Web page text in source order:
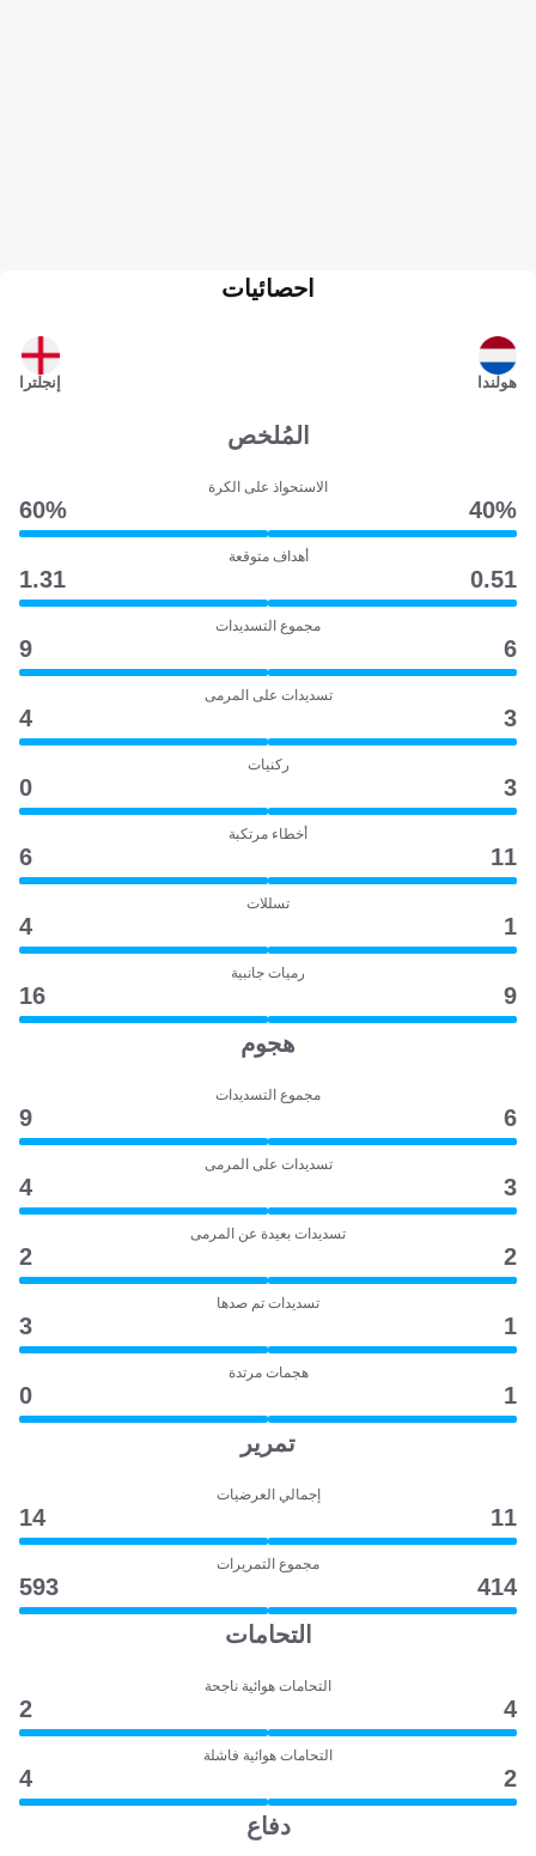
هولندا
احصائيات
إنجلترا
المُلخص
الاستحواذ على الكرة
40‎%‎
60‎%‎
أهداف متوقعة
0.51
1.31
مجموع التسديدات
6
9
تسديدات على المرمى
3
4
ركنيات
3
0
أخطاء مرتكبة
11
6
تسللات
1
4
رميات جانبية
9
16
هجوم
مجموع التسديدات
6
9
تسديدات على المرمى
3
4
تسديدات بعيدة عن المرمى
2
2
تسديدات تم صدها
1
3
هجمات مرتدة
1
0
تمرير
إجمالي العرضيات
11
14
مجموع التمريرات
414
593
التحامات
التحامات هوائية ناجحة
4
2
التحامات هوائية فاشلة
2
4
دفاع